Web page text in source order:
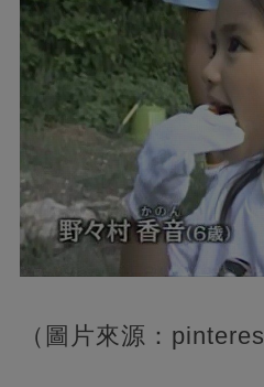
（圖片來源：